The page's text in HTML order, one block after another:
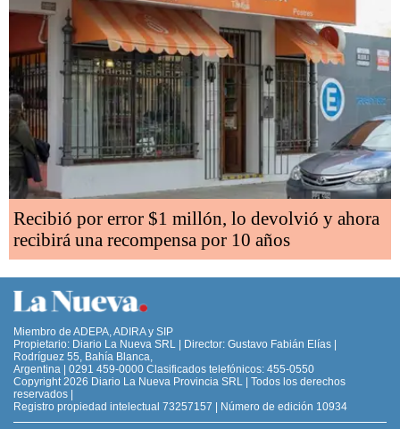
Recibió por error $1 millón, lo devolvió y ahora
recibirá una recompensa por 10 años
Miembro de ADEPA, ADIRA y SIP
Propietario: Diario La Nueva SRL | Director: Gustavo Fabián Elías |
Rodríguez 55, Bahía Blanca,
Argentina | 0291 459-0000 Clasificados telefónicos: 455-0550
Copyright 2026 Diario La Nueva Provincia SRL | Todos los derechos
reservados |
Registro propiedad intelectual 73257157 | Número de edición 10934